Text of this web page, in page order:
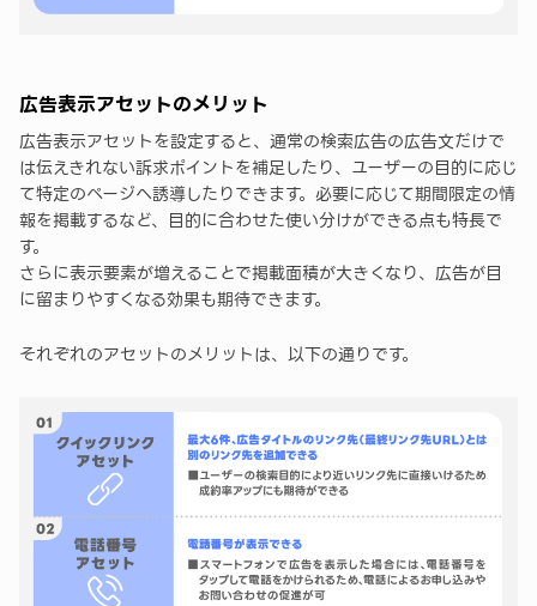
広告表示アセットのメリット
広告表示アセットを設定すると、通常の検索広告の広告文だけで
は伝えきれない訴求ポイントを補足したり、ユーザーの目的に応じ
て特定のページへ誘導したりできます。必要に応じて期間限定の情
報を掲載するなど、目的に合わせた使い分けができる点も特長で
す。
さらに表示要素が増えることで掲載面積が大きくなり、広告が目
に留まりやすくなる効果も期待できます。
それぞれのアセットのメリットは、以下の通りです。